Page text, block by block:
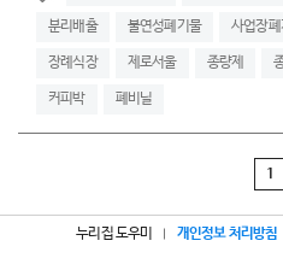
분리배출 불연성폐기물 사업장
장례식장 제로서울 종량제
커피박 폐비닐
1
누리집 도우미 개인정보 처리방침